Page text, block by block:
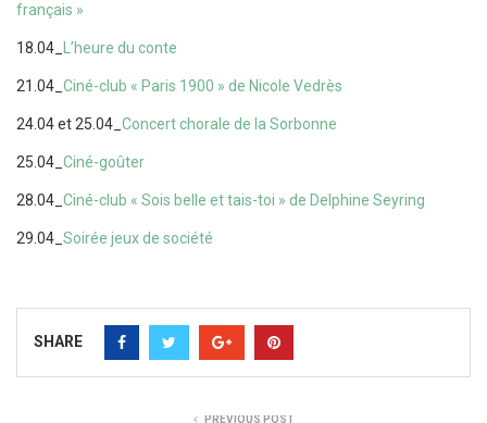
français »
18.04_ L’heure du conte
21.04_ Ciné-club « Paris 1900 » de Nicole Vedrès
24.04 et 25.04_ Concert chorale de la Sorbonne
25.04_ Ciné-goûter
28.04_ Ciné-club « Sois belle et tais-toi » de Delphine Seyring
29.04_ Soirée jeux de société
SHARE
PREVIOUS POST